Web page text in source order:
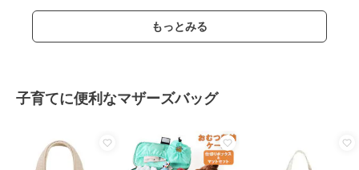
もっとみる
子育てに便利なマザーズバッグ